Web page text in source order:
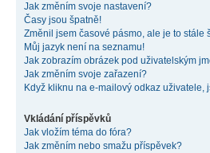
Jak změním svoje nastavení?
Časy jsou špatně!
Změnil jsem časové pásmo, ale je to stále
Můj jazyk není na seznamu!
Jak zobrazím obrázek pod uživatelským
Jak změním svoje zařazení?
Když kliknu na e-mailový odkaz uživatele,
Vkládání příspěvků
Jak vložím téma do fóra?
Jak změním nebo smažu příspěvek?